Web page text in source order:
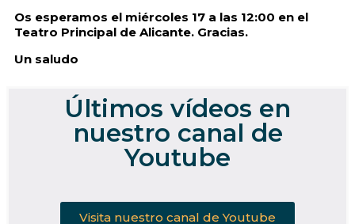
Os esperamos el miércoles 17 a las 12:00 en el
Teatro Principal de Alicante. Gracias.
Un saludo
Últimos vídeos en
nuestro canal de
Youtube
Visita nuestro canal de Youtube